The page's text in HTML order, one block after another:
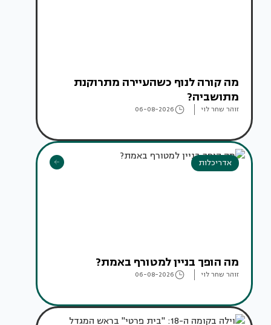
מה קורה לנוף כשהעיירה מתרוקנת
מתושביה?
זוהר שחר לוי 06-08-2026
אדריכלות
מה הופך בניין למטורף באמת?
זוהר שחר לוי 06-08-2026